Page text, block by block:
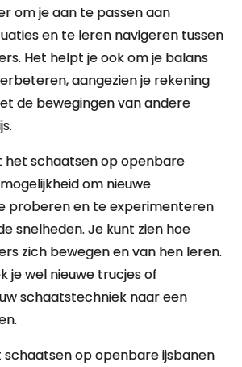
om je aan te passen aan
en te leren navigeren tussen
Het helpt je ook om je balans
aangezien je rekening
de bewegingen van andere
het schaatsen op openbare
om nieuwe
proberen en te experimenteren
snelheden. Je kunt zien hoe
zich bewegen en van hen leren.
je wel nieuwe trucjes of
schaatstechniek naar een
schaatsen op openbare ijsbanen